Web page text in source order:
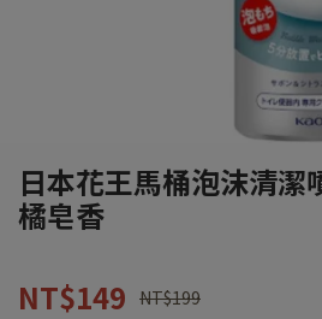
日本花王馬桶泡沫清
橘皂香
NT$149 NT$199